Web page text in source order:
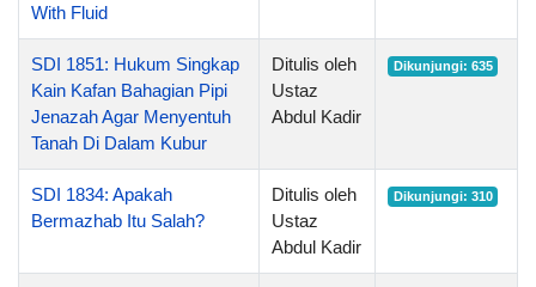
With Fluid
SDI 1851: Hukum Singkap
Kain Kafan Bahagian Pipi
Jenazah Agar Menyentuh
Tanah Di Dalam Kubur
Ditulis oleh
Ustaz
Abdul Kadir
Dikunjungi: 635
SDI 1834: Apakah
Bermazhab Itu Salah?
Ditulis oleh
Ustaz
Abdul Kadir
Dikunjungi: 310